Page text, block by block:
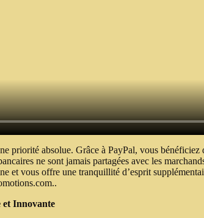
priorité absolue. Grâce à PayPal, vous
ne sont jamais partagées avec les
et vous offre une tranquillité d’esprit
et Innovante